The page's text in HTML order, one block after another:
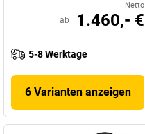
Netto
ab 1.460,- €
5-8 Werktage
6 Varianten anzeigen